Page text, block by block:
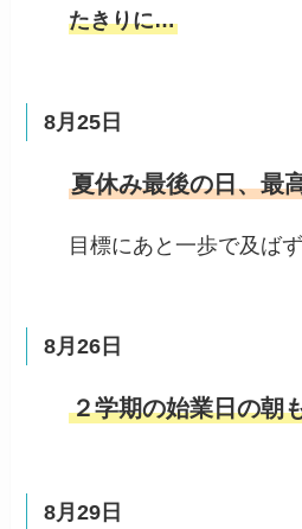
たきりに…
8月25日
夏休み最後の日、最
目標にあと一歩で及ば
8月26日
２学期の始業日の朝
8月29日